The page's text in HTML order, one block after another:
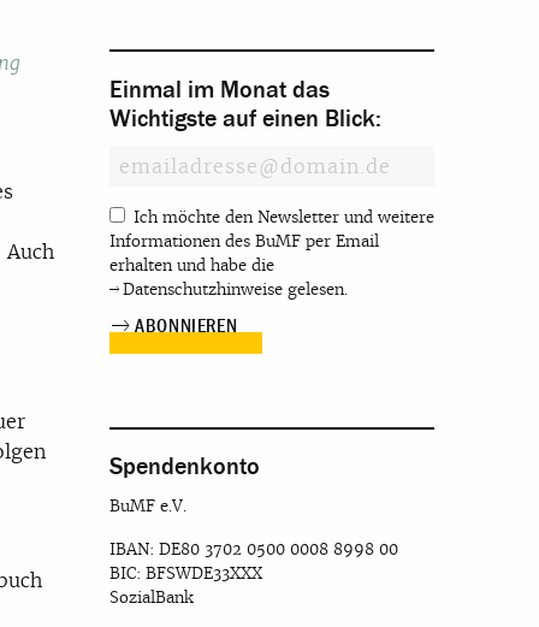
Einmal im Monat das
Wichtigste auf einen Blick:
Ich möchte den Newsletter und weitere
Informationen des BuMF per Email
erhalten und habe die
Datenschutzhinweise gelesen.
Spendenkonto
BuMF e.V.
IBAN: DE80 3702 0500 0008 8998 00
BIC: BFSWDE33XXX
SozialBank